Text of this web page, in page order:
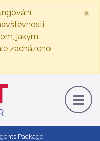
jakým
zacházeno,
×
Package